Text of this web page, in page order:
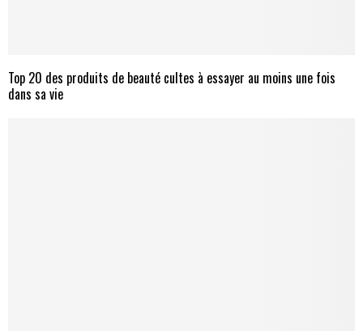
Top 20 des produits de beauté cultes à essayer au moins une fois
dans sa vie